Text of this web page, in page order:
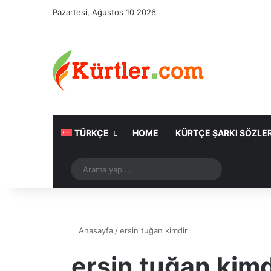
Pazartesi, Ağustos 10 2026
TÜRKÇE HOME KÜRTÇE ŞARKI
Rastgele Makale
yap
Anasayfa /ersin tuğan kimdir